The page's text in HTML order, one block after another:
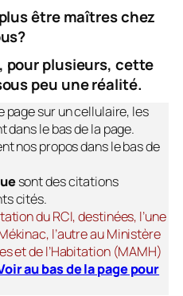
être maîtres chez
pour plusieurs, cette
peu une réalité.
sur un cellulaire, les
le bas de la page.
nos propos dans le bas de
sont des citations
cités.
du RCI, destinées, l’une
l’autre au Ministère
et de l’Habitation (MAMH)
au bas de la page pour